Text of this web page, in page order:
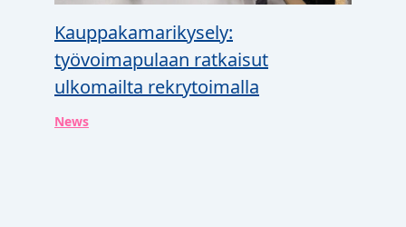
Kauppakamarikysely:
työvoimapulaan ratkaisut
ulkomailta rekrytoimalla
News